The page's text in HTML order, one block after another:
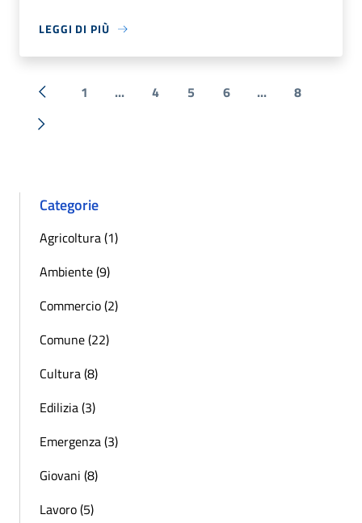
LEGGI DI PIÙ
« Precedente
1 ... 4 5 6 ... 8
Successiva »
Categorie
Agricoltura (1)
Ambiente (9)
Commercio (2)
Comune (22)
Cultura (8)
Edilizia (3)
Emergenza (3)
Giovani (8)
Lavoro (5)